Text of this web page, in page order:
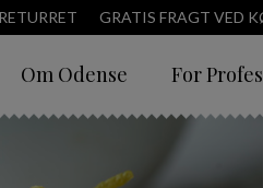
GRATIS FRAGT VED
Om Odense For